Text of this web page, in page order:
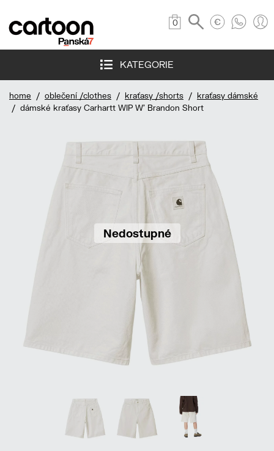
0
KATEGORIE
home / oblečení /clothes / kraťasy /shorts / kraťasy dámské
/ dámské kraťasy Carhartt WIP W' Brandon Short
Nedostupné